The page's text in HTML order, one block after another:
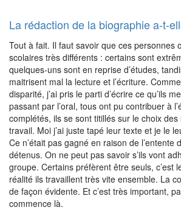
La rédaction de la biographie a-t-
Tout à fait. Il faut savoir que ces personnes
scolaires très différents : certains sont
quelques-uns sont en reprise d’études,
maitrisent mal la lecture et l’écriture.
disparité, j’ai pris le parti d’écrire ce qu’ils
passant par l’oral, tous ont pu contribuer à
complétés, ils se sont titillés sur le choix des
travail. Moi j’ai juste tapé leur texte et je le
Ce n’était pas gagné en raison de l’entente
détenus. On ne peut pas savoir s’ils vont
groupe. Certains préfèrent être seuls, c’est
réalité ils travaillent très vite ensemble. La
de façon évidente. Et c’est très important,
commence là.